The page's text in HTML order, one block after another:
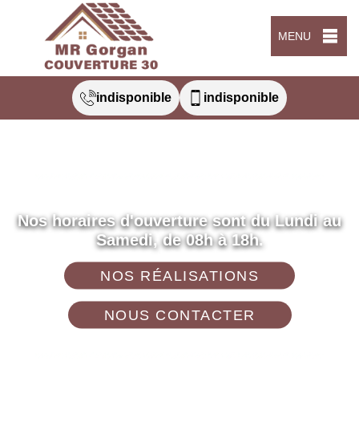
MENU
indisponible indisponible
Nos horaires d'ouverture sont du Lundi au
Samedi, de 08h à 18h.
NOS RÉALISATIONS
NOUS CONTACTER